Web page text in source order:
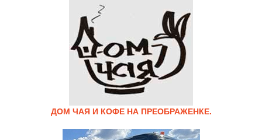
ДОМ ЧАЯ И КОФЕ НА ПРЕОБРАЖЕНКЕ.